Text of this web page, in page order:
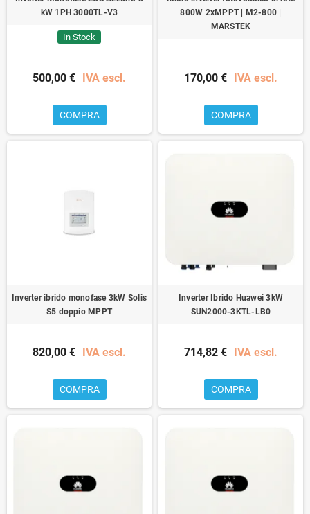
kW 1PH 3000TL-V3
In Stock
500,00 € IVA escl.
COMPRA
800W 2xMPPT | M2-800 |
MARSTEK
170,00 € IVA escl.
COMPRA
Inverter ibrido monofase 3kW Solis
S5 doppio MPPT
820,00 € IVA escl.
COMPRA
Inverter Ibrido Huawei 3kW
SUN2000-3KTL-LB0
714,82 € IVA escl.
COMPRA